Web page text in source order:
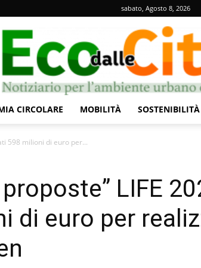
sabato, Agosto 8, 2026
CIRCOLARE MOBILITÀ SOSTENIBILITÀ
598 milioni di euro per...
LIFE
di euro per